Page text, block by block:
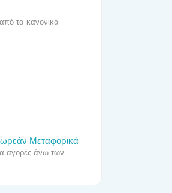
τα κανονικά
Μεταφορικά
αγορές άνω των